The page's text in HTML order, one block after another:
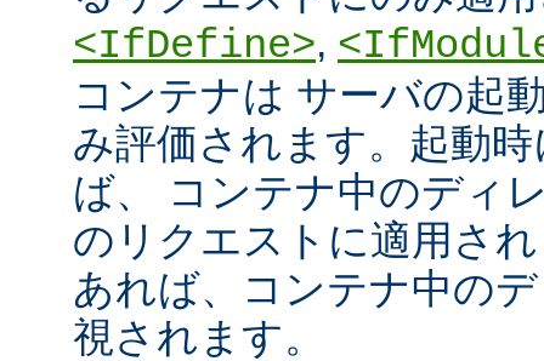
<IfDefine>,
コンテナは サーバの起
み評価されます。起動
ば、 コンテナ中のディ
のリクエストに適用さ
あれば、コンテナ中の
視されます。